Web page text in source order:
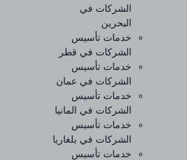
الشركات في
البحرين
خدمات تأسيس
الشركات في قطر
خدمات تأسيس
الشركات في عمان
خدمات تأسيس
الشركات في المانيا
خدمات تأسيس
الشركات في بلغاريا
خدمات تأسيس